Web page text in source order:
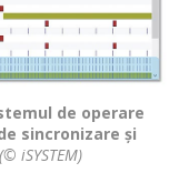
de operare
sincronizare și
iSYSTEM)